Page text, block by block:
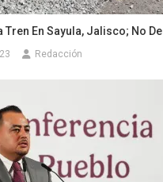
Tren En Sayula, Jalisco; No
Redacción